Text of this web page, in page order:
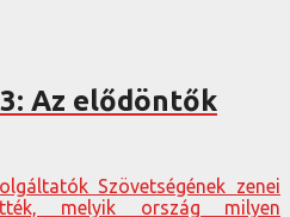
Az elődöntők
Szövetségének zenei
melyik ország milyen